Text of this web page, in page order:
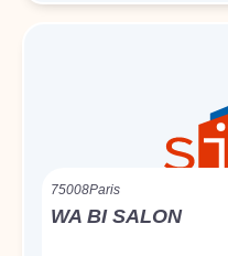
75008Paris
WA BI SALON